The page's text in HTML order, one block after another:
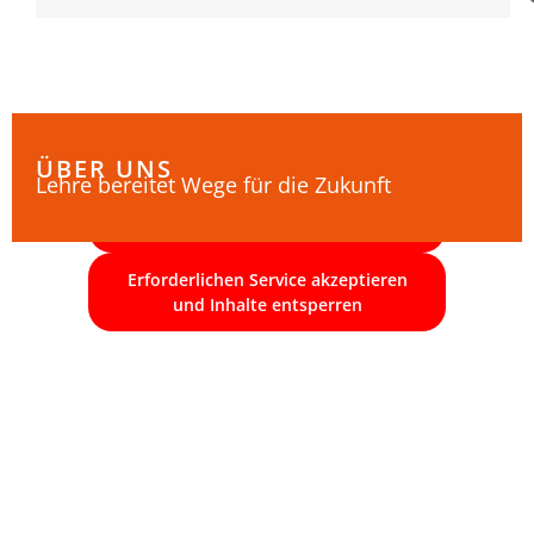
Schaltfläche unten. Bitte beachten Sie, dass
Mehr Informationen
Erforderlichen Service akzeptieren
und Inhalte entsperren
ÜBER UNS
Lehre bereitet Wege für die Zukunft